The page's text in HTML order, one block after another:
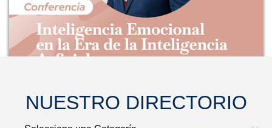
NUESTRO DIRECTORIO